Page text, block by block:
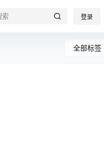
登录
全部标签